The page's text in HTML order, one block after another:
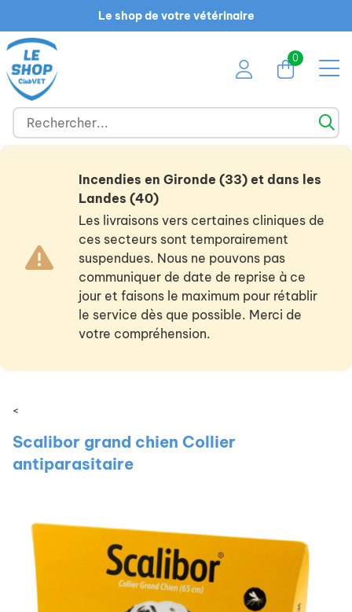
Le shop de votre vétérinaire
0
Incendies en Gironde (33) et dans les
Landes (40)
Les livraisons vers certaines cliniques de
ces secteurs sont temporairement
suspendues. Nous ne pouvons pas
communiquer de date de reprise à ce
jour et faisons le maximum pour rétablir
le service dès que possible. Merci de
votre compréhension.
<
Scalibor grand chien Collier
antiparasitaire